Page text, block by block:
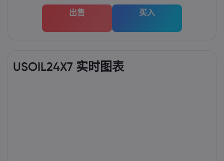
出售 买入
USOIL24X7 实时图表